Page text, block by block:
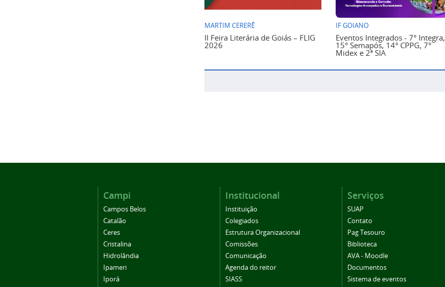
MARTIM CERERÊ
II Feira Literária de Goiás – FLIG
2026
IF GOIANO
Eventos Integrados - 7° Integra,
15° Semapós, 14° CPPG, 7°
Midex e 2ª SIA
Campi
Campos Belos
Catalão
Ceres
Cristalina
Hidrolândia
Ipameri
Iporá
Institucional
Instituição
Colegiados
Estrutura Organizacional
Comissões
Comunicação
Agenda do reitor
SIASS
Serviços
SUAP
Contato
Pag Tesouro
Biblioteca
AVA - Moodle
Documentos
Sistema de eventos